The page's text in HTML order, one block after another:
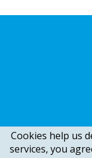
Cookies help us
services, you